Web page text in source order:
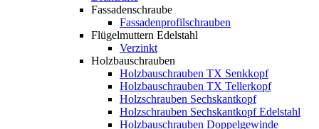
Fassadenschraube
Fassadenprofilschrauben
Flügelmuttern Edelstahl
Verzinkt
Holzbauschrauben
Holzbauschrauben TX Senkkopf
Holzbauschrauben TX Tellerkopf
Holzschrauben Sechskantkopf
Holzschrauben Sechskantkopf Edelstahl
Holzbauschrauben Doppelgewinde